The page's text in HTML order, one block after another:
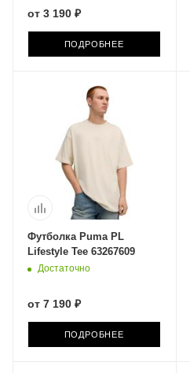
от 3 190 ₽
ПОДРОБНЕЕ
Футболка Puma PL
Lifestyle Tee 63267609
Достаточно
от 7 190 ₽
ПОДРОБНЕЕ